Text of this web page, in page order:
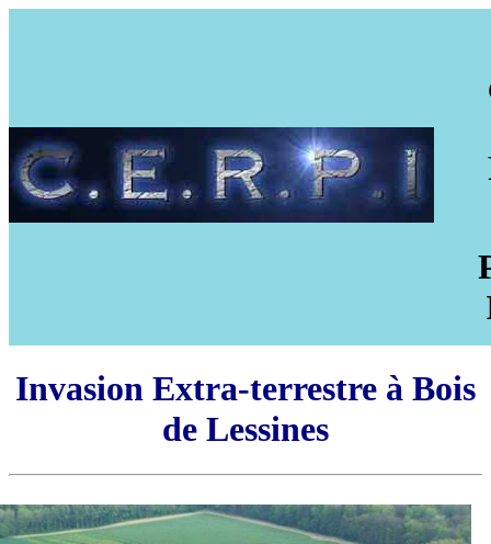
Invasion Extra-terrestre à Bois
de Lessines